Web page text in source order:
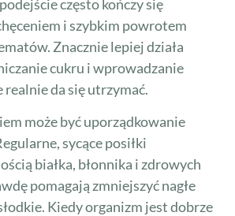
często kończy się
i szybkim powrotem
Znacznie lepiej działa
cukru i wprowadzanie
da się utrzymać.
może być uporządkowanie
sycące posiłki
białka, błonnika i zdrowych
pomagają zmniejszyć nagłe
Kiedy organizm jest dobrze